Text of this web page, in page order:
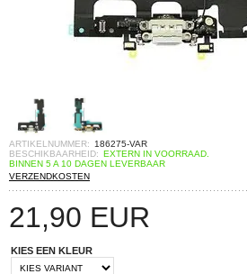
ARTIKELNUMMER:
186275-VAR
BESCHIKBAARHEID: EXTERN IN VOORRAAD.
BINNEN 5 A 10 DAGEN LEVERBAAR
VERZENDKOSTEN
21,90 EUR
KIES EEN KLEUR